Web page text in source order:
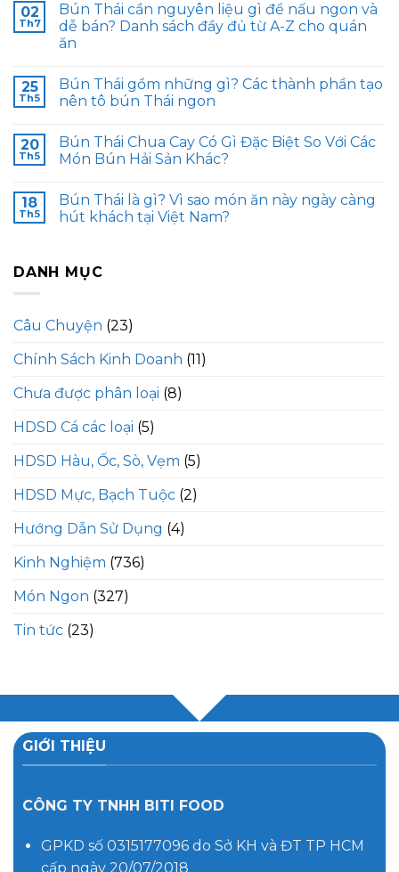
02
Th7
Bún Thái cần nguyên liệu gì để nấu ngon và
dễ bán? Danh sách đầy đủ từ A-Z cho quán
ăn
25
Th5
Bún Thái gồm những gì? Các thành phần tạo
nên tô bún Thái ngon
20
Th5
Bún Thái Chua Cay Có Gì Đặc Biệt So Với Các
Món Bún Hải Sản Khác?
18
Th5
Bún Thái là gì? Vì sao món ăn này ngày càng
hút khách tại Việt Nam?
DANH MỤC
Câu Chuyện (23)
Chính Sách Kinh Doanh (11)
Chưa được phân loại (8)
HDSD Cá các loại (5)
HDSD Hàu, Ốc, Sò, Vẹm (5)
HDSD Mực, Bạch Tuộc (2)
Hướng Dẫn Sử Dụng (4)
Kinh Nghiệm (736)
Món Ngon (327)
Tin tức (23)
GIỚI THIỆU
CÔNG TY TNHH BITI FOOD
GPKD số 0315177096 do Sở KH và ĐT TP HCM
cấp ngày 20/07/2018